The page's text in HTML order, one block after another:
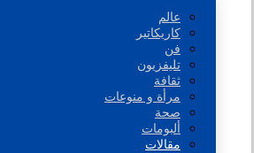
عالم
كاريكاتير
فن
تليفزيون
ثقافة
مرأة و منوعات
صحة
ألبومات
مقالات